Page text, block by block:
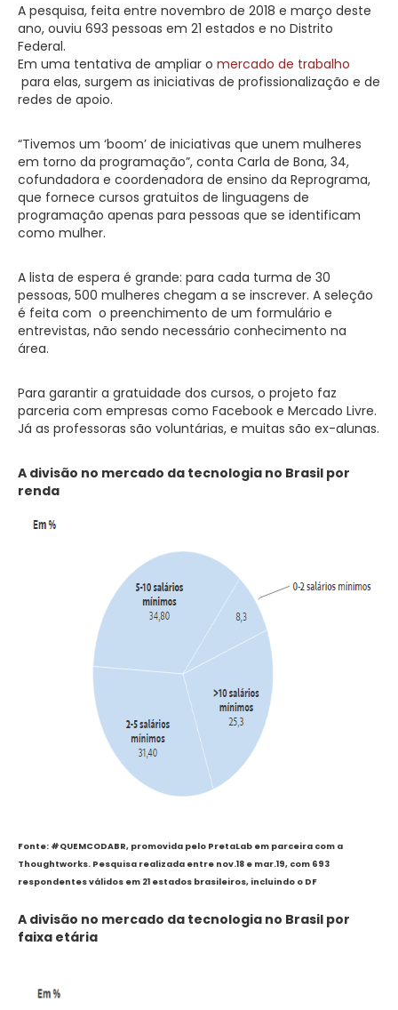
A pesquisa, feita entre novembro de 2018 e março deste
ano, ouviu 693 pessoas em 21 estados e no Distrito
Federal.
Em uma tentativa de ampliar o mercado de trabalho
para elas, surgem as iniciativas de profissionalização e de
redes de apoio.
“Tivemos um ‘boom’ de iniciativas que unem mulheres
em torno da programação”, conta Carla de Bona, 34,
cofundadora e coordenadora de ensino da Reprograma,
que fornece cursos gratuitos de linguagens de
programação apenas para pessoas que se identificam
como mulher.
A lista de espera é grande: para cada turma de 30
pessoas, 500 mulheres chegam a se inscrever. A seleção
é feita com o preenchimento de um formulário e
entrevistas, não sendo necessário conhecimento na
área.
Para garantir a gratuidade dos cursos, o projeto faz
parceria com empresas como Facebook e Mercado Livre.
Já as professoras são voluntárias, e muitas são ex-alunas.
A divisão no mercado da tecnologia no Brasil por
renda
Fonte: #QUEMCODABR, promovida pelo PretaLab em parceira com a
Thoughtworks. Pesquisa realizada entre nov.18 e mar.19, com 693
respondentes válidos em 21 estados brasileiros, incluindo o DF
A divisão no mercado da tecnologia no Brasil por
faixa etária